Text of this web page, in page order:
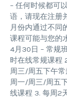
– 任何时候都可
语，请现在注册
月份内通过不同
课程可能与您的
4月30日 – 常规
时在线常规课程
周三/周五下午
周一/周三/周五
线课程 3. 每周2